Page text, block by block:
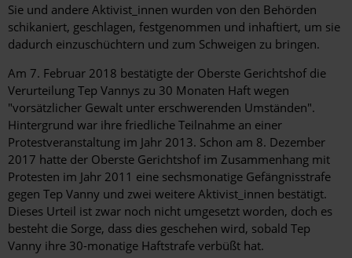
Sie und andere Aktivist_innen wurden von den Behörden
schikaniert, geschlagen, festgenommen und inhaftiert, um sie
dadurch einzuschüchtern und zum Schweigen zu bringen.
Am 7. Februar 2018 bestätigte der Oberste Gerichtshof die
Verurteilung Tep Vannys zu 30 Monaten Haft wegen
"vorsätzlicher Gewalt unter erschwerenden Umständen".
Hintergrund war ihre friedliche Teilnahme an einer
Protestveranstaltung im Jahr 2013. Schon am 8. Dezember
2017 hatte der Oberste Gerichtshof im Zusammenhang mit
Protesten im Jahr 2011 eine sechsmonatige Gefängnisstrafe
gegen Tep Vanny und zwei weitere Aktivist_innen bestätigt.
Dieses Urteil ist zwar noch nicht umgesetzt worden, doch es
besteht die Sorge, dass dies geschehen wird, sobald Tep
Vanny ihre 30-monatige Haftstrafe verbüßt hat.